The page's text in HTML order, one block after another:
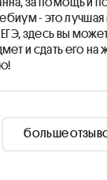
- это
здесь вы
и сдать его
больше